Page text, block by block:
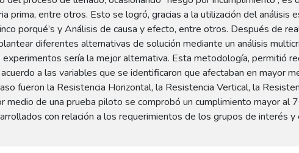
prima, entre otros. Esto se logró, gracias a la utilización del análisis
porqué’s y Análisis de causa y efecto, entre otros. Después de
diferentes alternativas de solución mediante un análisis
sería la mejor alternativa. Esta metodología, permitió
a las variables que se identificaron que afectaban en mayor
fueron la Resistencia Horizontal, la Resistencia Vertical, la
medio de una prueba piloto se comprobó un cumplimiento mayor al
con relación a los requerimientos de los grupos de interés y